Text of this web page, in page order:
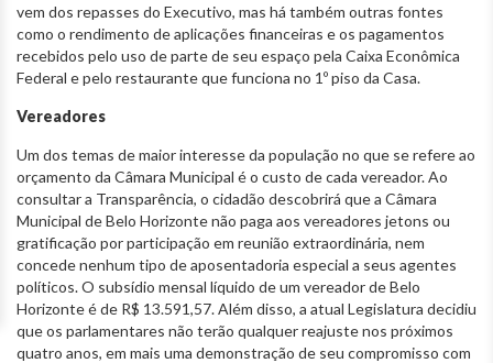
vem dos repasses do Executivo, mas há também outras fontes
como o rendimento de aplicações financeiras e os pagamentos
recebidos pelo uso de parte de seu espaço pela Caixa Econômica
Federal e pelo restaurante que funciona no 1º piso da Casa.
Vereadores
Um dos temas de maior interesse da população no que se refere ao
orçamento da Câmara Municipal é o custo de cada vereador. Ao
consultar a Transparência, o cidadão descobrirá que a Câmara
Municipal de Belo Horizonte não paga aos vereadores jetons ou
gratificação por participação em reunião extraordinária, nem
concede nenhum tipo de aposentadoria especial a seus agentes
políticos. O subsídio mensal líquido de um vereador de Belo
Horizonte é de R$ 13.591,57. Além disso, a atual Legislatura decidiu
que os parlamentares não terão qualquer reajuste nos próximos
quatro anos, em mais uma demonstração de seu compromisso com